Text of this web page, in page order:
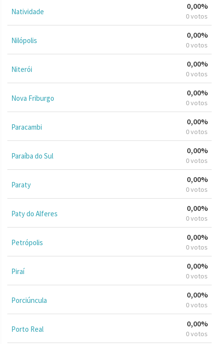
Natividade
0,00%
0 votos
Nilópolis
0,00%
0 votos
Niterói
0,00%
0 votos
Nova Friburgo
0,00%
0 votos
Paracambi
0,00%
0 votos
Paraíba do Sul
0,00%
0 votos
Paraty
0,00%
0 votos
Paty do Alferes
0,00%
0 votos
Petrópolis
0,00%
0 votos
Piraí
0,00%
0 votos
Porciúncula
0,00%
0 votos
Porto Real
0,00%
0 votos